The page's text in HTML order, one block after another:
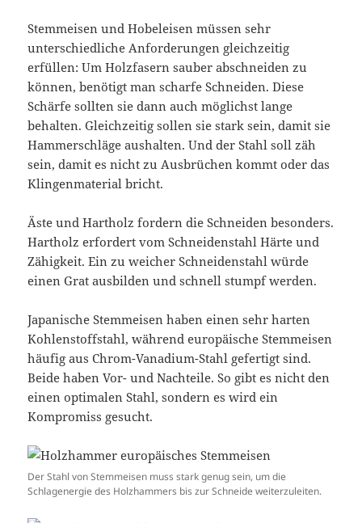
Stemmeisen und Hobeleisen müssen sehr
unterschiedliche Anforderungen gleichzeitig
erfüllen: Um Holzfasern sauber abschneiden zu
können, benötigt man scharfe Schneiden. Diese
Schärfe sollten sie dann auch möglichst lange
behalten. Gleichzeitig sollen sie stark sein, damit sie
Hammerschläge aushalten. Und der Stahl soll zäh
sein, damit es nicht zu Ausbrüchen kommt oder das
Klingenmaterial bricht.
Äste und Hartholz fordern die Schneiden besonders.
Hartholz erfordert vom Schneidenstahl Härte und
Zähigkeit. Ein zu weicher Schneidenstahl würde
einen Grat ausbilden und schnell stumpf werden.
Japanische Stemmeisen haben einen sehr harten
Kohlenstoffstahl, während europäische Stemmeisen
häufig aus Chrom-Vanadium-Stahl gefertigt sind.
Beide haben Vor- und Nachteile. So gibt es nicht den
einen optimalen Stahl, sondern es wird ein
Kompromiss gesucht.
Der Stahl von Stemmeisen muss stark genug sein, um die
Schlagenergie des Holzhammers bis zur Schneide weiterzuleiten.